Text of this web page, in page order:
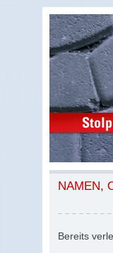
NAMEN,
Bereits